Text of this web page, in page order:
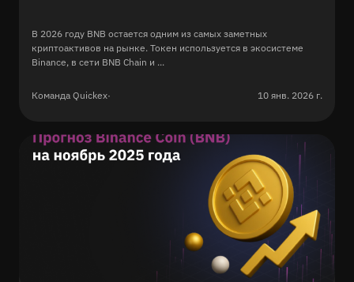
В 2026 году BNB остается одним из самых заметных
криптоактивов на рынке. Токен используется в экосистеме
Binance, в сети BNB Chain и ...
Команда Quickex· 10 янв. 2026 г.